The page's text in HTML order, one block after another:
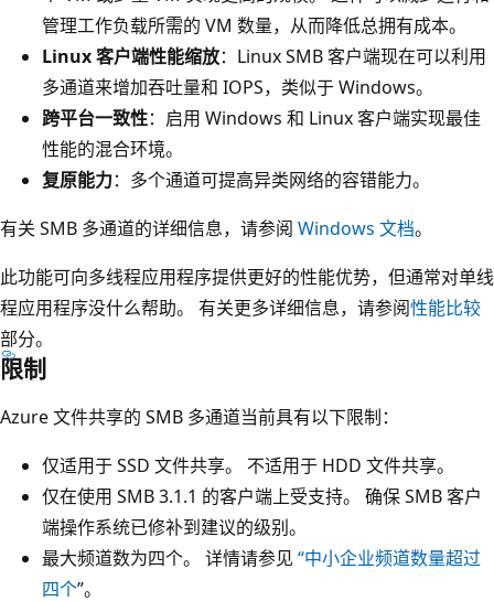
管理工作负载所需的 VM 数量，从而降低总拥有成本。
Linux 客户端性能缩放：Linux SMB 客户端现在可以利用
多通道来增加吞吐量和 IOPS，类似于 Windows。
跨平台一致性：启用 Windows 和 Linux 客户端实现最佳
性能的混合环境。
复原能力：多个通道可提高异类网络的容错能力。
有关 SMB 多通道的详细信息，请参阅 Windows 文档。
此功能可向多线程应用程序提供更好的性能优势，但通常对单线
程应用程序没什么帮助。 有关更多详细信息，请参阅性能比较
部分。
限制
Azure 文件共享的 SMB 多通道当前具有以下限制：
仅适用于 SSD 文件共享。 不适用于 HDD 文件共享。
仅在使用 SMB 3.1.1 的客户端上受支持。 确保 SMB 客户
端操作系统已修补到建议的级别。
最大频道数为四个。 详情请参见 “中小企业频道数量超过
四个”。